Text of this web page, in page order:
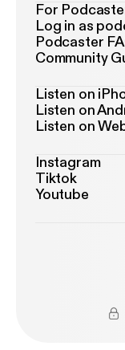
For
Log in as
Podcaster
Community
Listen on
Listen on
Listen on
Instagram
Tiktok
Youtube